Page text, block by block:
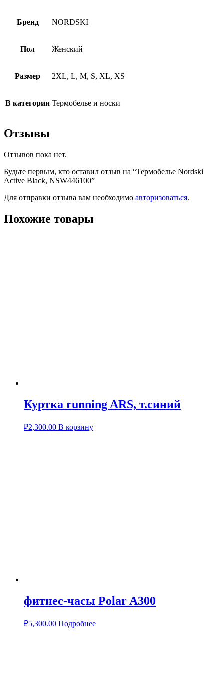
Бренд NORDSKI
Пол Женский
Размер 2XL, L, M, S, XL, XS
В категории Термобелье и носки
Отзывы
Отзывов пока нет.
Будьте первым, кто оставил отзыв на “Термобелье Nordski
Active Black, NSW446100”
Для отправки отзыва вам необходимо авторизоваться.
Похожие товары
Куртка running ARS, т.синий
₽2,300.00 В корзину
фитнес-часы Polar A300
₽5,300.00 Подробнее